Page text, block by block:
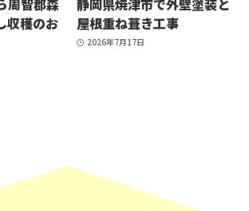
収穫のお
屋根重ね葺き工事
2026年7月17日